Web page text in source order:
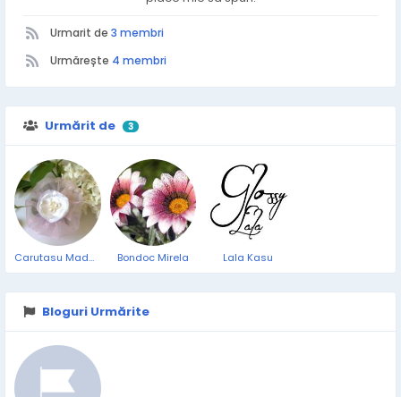
Urmarit de 3 membri
Urmărește 4 membri
Urmărit de 3
Carutasu Madalina Bondoc Mirela Lala Kasu
Bloguri Urmărite